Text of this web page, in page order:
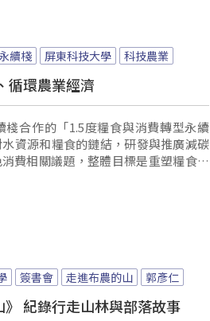
續棧 屏東科技大學 科技農業
循環農業經濟
合作的「1.5度糧食與消費轉型永續
資源和糧食的鏈結，研發與推廣減碳
費相關議題，整體目標是重塑糧食生
簽書會 走進布農的山 郭彥仁
紀錄行走山林與部落故事